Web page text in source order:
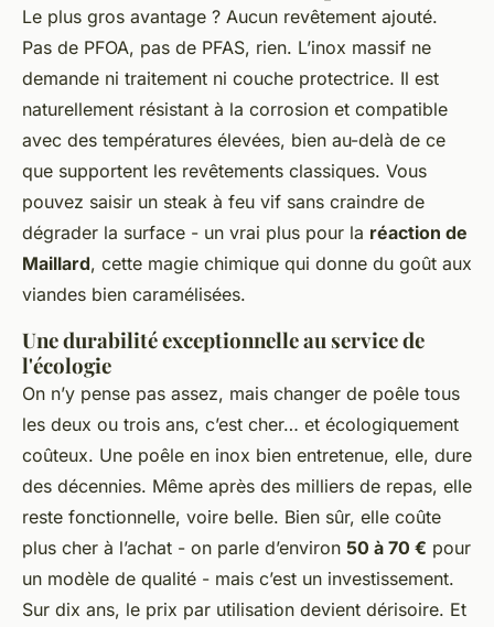
Le plus gros avantage ? Aucun revêtement ajouté.
Pas de PFOA, pas de PFAS, rien. L’inox massif ne
demande ni traitement ni couche protectrice. Il est
naturellement résistant à la corrosion et compatible
avec des températures élevées, bien au-delà de ce
que supportent les revêtements classiques. Vous
pouvez saisir un steak à feu vif sans craindre de
dégrader la surface - un vrai plus pour la réaction de
Maillard, cette magie chimique qui donne du goût aux
viandes bien caramélisées.
Une durabilité exceptionnelle au service de
l'écologie
On n’y pense pas assez, mais changer de poêle tous
les deux ou trois ans, c’est cher… et écologiquement
coûteux. Une poêle en inox bien entretenue, elle, dure
des décennies. Même après des milliers de repas, elle
reste fonctionnelle, voire belle. Bien sûr, elle coûte
plus cher à l’achat - on parle d’environ 50 à 70 € pour
un modèle de qualité - mais c’est un investissement.
Sur dix ans, le prix par utilisation devient dérisoire. Et